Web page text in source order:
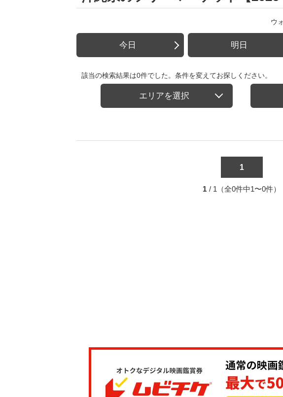
ウ
今日 明日
該当の検索結果は0件でした。条件を変えてお探しください。
エリアを選択
1
1 / 1（全0件中1〜0件）